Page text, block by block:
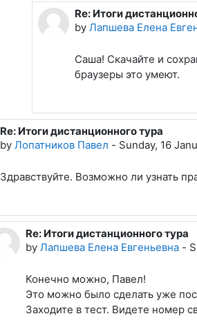
In reply to Цыкин Саша
Re: Итоги
by Лапшева Елена
Саша! Скачайте и
браузеры это умеют.
In reply to Лапшева Елена Евгеньевна
Re: Итоги дистанционного тура
byЛопатников Павел - Sunday, 16
Здравствуйте. Возможно ли узнать
In reply to Лопатников Павел
Re: Итоги дистанционного тура
byЛапшева Елена Евгеньевна -
Конечно можно, Павел!
Это можно было сделать уже
Заходите в тест. Видете номер